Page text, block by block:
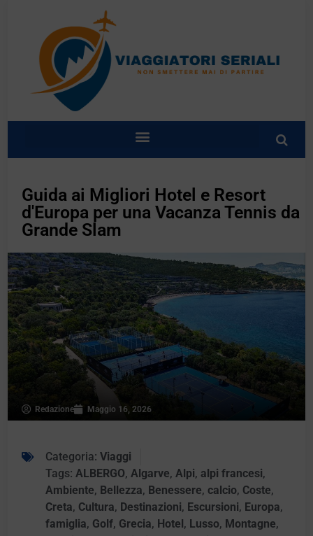
Guida ai Migliori Hotel e Resort
d'Europa per una Vacanza Tennis da
Grande Slam
Redazione Maggio 16, 2026
Categoria: Viaggi
Tags: ALBERGO, Algarve, Alpi, alpi francesi,
Ambiente, Bellezza, Benessere,calcio, Coste,
Creta, Cultura, Destinazioni, Escursioni, Europa,
famiglia, Golf, Grecia, Hotel, Lusso, Montagne,